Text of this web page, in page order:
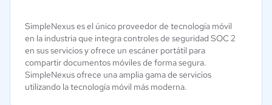
SimpleNexus es el único proveedor de tecnología móvil
en la industria que integra controles de seguridad SOC 2
en sus servicios y ofrece un escáner portátil para
compartir documentos móviles de forma segura.
SimpleNexus ofrece una amplia gama de servicios
utilizando la tecnología móvil más moderna.